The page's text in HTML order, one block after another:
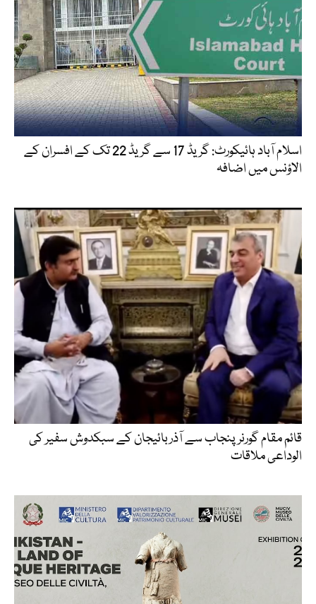
اسلام آباد ہائیکورٹ: گریڈ 17 سے گریڈ 22 تک کے افسران کے
الاؤنس میں اضافہ
قائم مقام گورنر پنجاب سے آذربائیجان کے سبکدوش سفیر کی
الوداعی ملاقات